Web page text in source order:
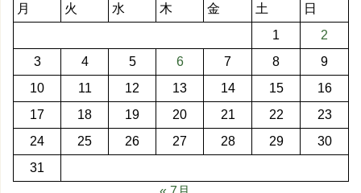
月 火 水 木 金 土
日
1
2
3
4 5 6 7 8
9
10
11 12 13 14 15
16
17
18 19 20 21 22
23
24
25 26 27 28 29
30
31